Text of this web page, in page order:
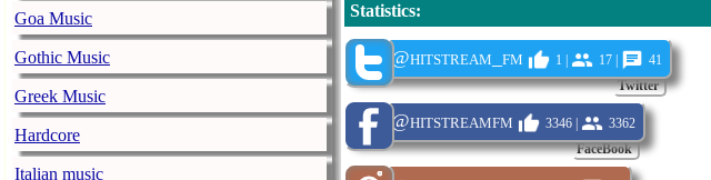
Goa Music
Gothic Music
Greek Music
Hardcore
Italian music
Statistics:
Twitter
@hitstream_fm 1 | 17 | 41
FaceBook
@hitstreamfm 3346 | 3362